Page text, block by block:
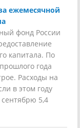
ежемесячной
фонд России
капитала. По
года
Расходы на
в этом году
5,4